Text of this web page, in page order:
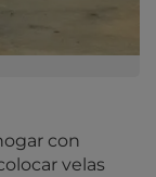
con
velas